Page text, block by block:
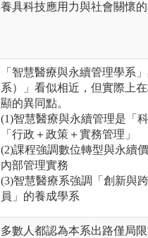
養具科技應用力與社會關懷的
「智慧醫療與永續管理學系
系）」看似相近，但實際上
顯的異同點。
(1)智慧醫療與永續管理是「
「行政＋政策＋實務管理」
(2)課程強調數位轉型與永續
內部管理實務
(3)智慧醫療系強調「創新與
員」的養成學系
多數人都認為本系出路僅局